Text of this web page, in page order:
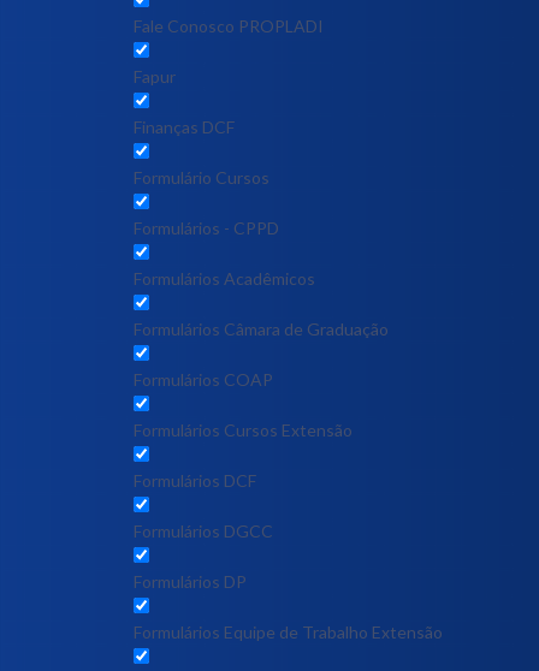
Fale Conosco PROPLADI
Fapur
Finanças DCF
Formulário Cursos
Formulários - CPPD
Formulários Acadêmicos
Formulários Câmara de Graduação
Formulários COAP
Formulários Cursos Extensão
Formulários DCF
Formulários DGCC
Formulários DP
Formulários Equipe de Trabalho Extensão